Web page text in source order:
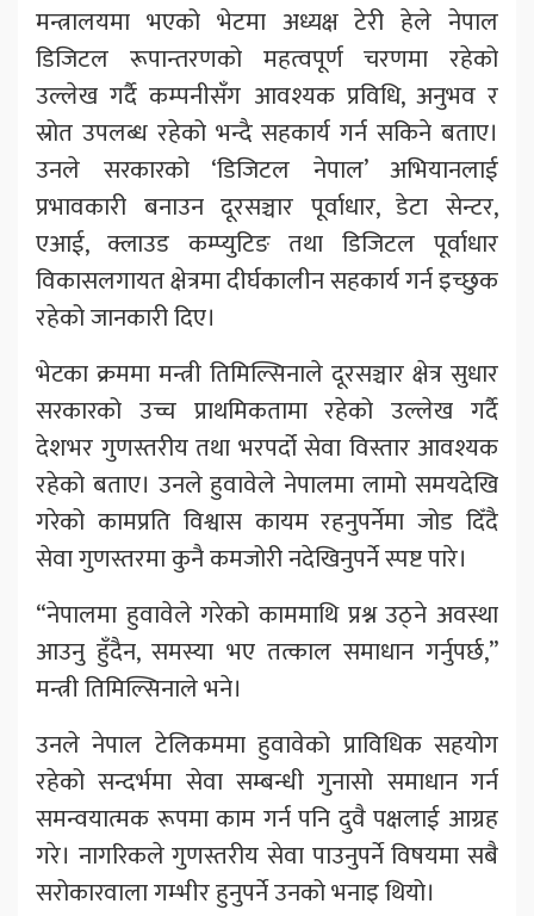
मन्त्रालयमा भएको भेटमा अध्यक्ष टेरी हेले नेपाल
डिजिटल रूपान्तरणको महत्वपूर्ण चरणमा रहेको
उल्लेख गर्दै कम्पनीसँग आवश्यक प्रविधि, अनुभव र
स्रोत उपलब्ध रहेको भन्दै सहकार्य गर्न सकिने बताए।
उनले सरकारको ‘डिजिटल नेपाल’ अभियानलाई
प्रभावकारी बनाउन दूरसञ्चार पूर्वाधार, डेटा सेन्टर,
एआई, क्लाउड कम्प्युटिङ तथा डिजिटल पूर्वाधार
विकासलगायत क्षेत्रमा दीर्घकालीन सहकार्य गर्न इच्छुक
रहेको जानकारी दिए।
भेटका क्रममा मन्त्री तिमिल्सिनाले दूरसञ्चार क्षेत्र सुधार
सरकारको उच्च प्राथमिकतामा रहेको उल्लेख गर्दै
देशभर गुणस्तरीय तथा भरपर्दो सेवा विस्तार आवश्यक
रहेको बताए। उनले हुवावेले नेपालमा लामो समयदेखि
गरेको कामप्रति विश्वास कायम रहनुपर्नेमा जोड दिँदै
सेवा गुणस्तरमा कुनै कमजोरी नदेखिनुपर्ने स्पष्ट पारे।
“नेपालमा हुवावेले गरेको काममाथि प्रश्न उठ्ने अवस्था
आउनु हुँदैन, समस्या भए तत्काल समाधान गर्नुपर्छ,”
मन्त्री तिमिल्सिनाले भने।
उनले नेपाल टेलिकममा हुवावेको प्राविधिक सहयोग
रहेको सन्दर्भमा सेवा सम्बन्धी गुनासो समाधान गर्न
समन्वयात्मक रूपमा काम गर्न पनि दुवै पक्षलाई आग्रह
गरे। नागरिकले गुणस्तरीय सेवा पाउनुपर्ने विषयमा सबै
सरोकारवाला गम्भीर हुनुपर्ने उनको भनाइ थियो।